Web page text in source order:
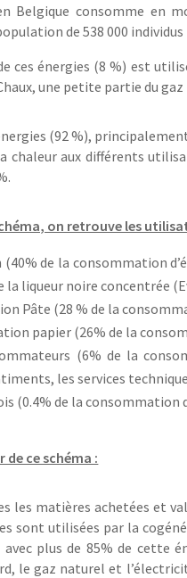
Belgique consomme en
de 538 000
ces énergies (8 %) est
une petite partie du
(92 %),
chaleur aux différents
on retrouve les
de la consommation
la liqueur noire concentrée
Pâte (28 % de la
papier (26% de la
(6% de la
les services
(0.4% de la consommation
de ce schéma :
les matières achetées et
sont utilisées par la
avec plus de 85% de cette
le gaz naturel et